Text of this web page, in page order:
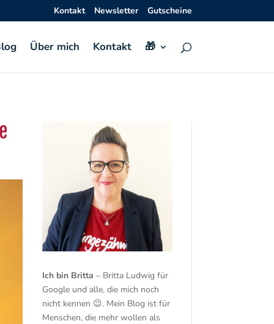
Kontakt Newsletter Gutscheine
Über mich Kontakt 🎁
Ich bin Britta – Britta Ludwig für
Google und alle, die mich noch
nicht kennen 😉. Mein Blog ist für
Menschen, die mehr wollen als